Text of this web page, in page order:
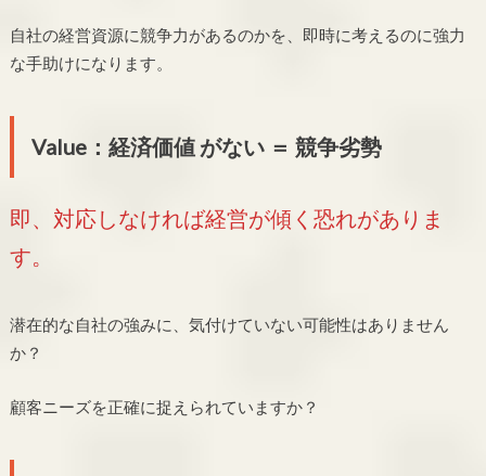
自社の経営資源に競争力があるのかを、即時に考えるのに強力
な手助けになります。
Value：経済価値 がない ＝ 競争劣勢
即、対応しなければ経営が傾く恐れがありま
す。
潜在的な自社の強みに、気付けていない可能性はありません
か？
顧客ニーズを正確に捉えられていますか？